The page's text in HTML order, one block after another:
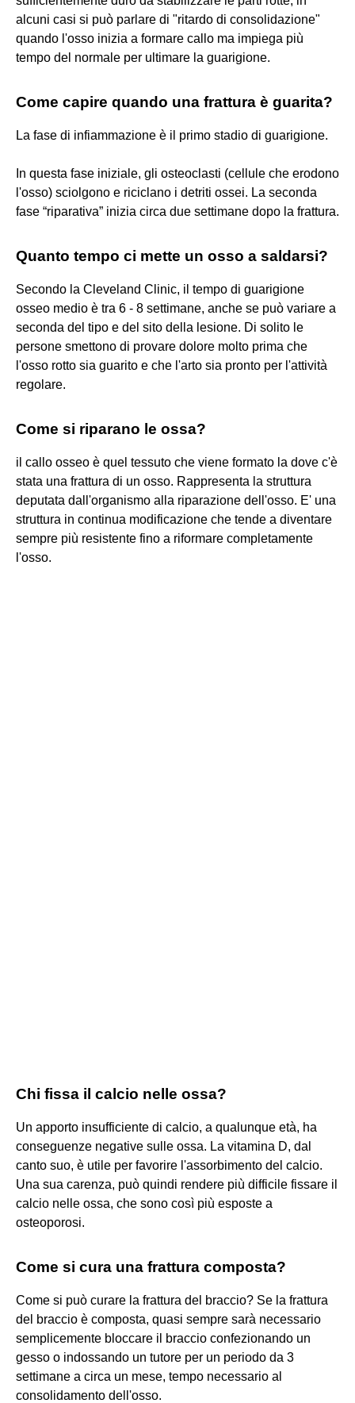
alcuni casi si può parlare di "ritardo di consolidazione"
quando l'osso inizia a formare callo ma impiega più
tempo del normale per ultimare la guarigione.
Come capire quando una frattura è guarita?
La fase di infiammazione è il primo stadio di guarigione.
In questa fase iniziale, gli osteoclasti (cellule che erodono
l'osso) sciolgono e riciclano i detriti ossei. La seconda
fase “riparativa” inizia circa due settimane dopo la frattura.
Quanto tempo ci mette un osso a saldarsi?
Secondo la Cleveland Clinic, il tempo di guarigione
osseo medio è tra 6 - 8 settimane, anche se può variare a
seconda del tipo e del sito della lesione. Di solito le
persone smettono di provare dolore molto prima che
l'osso rotto sia guarito e che l'arto sia pronto per l'attività
regolare.
Come si riparano le ossa?
il callo osseo è quel tessuto che viene formato la dove c'è
stata una frattura di un osso. Rappresenta la struttura
deputata dall'organismo alla riparazione dell'osso. E' una
struttura in continua modificazione che tende a diventare
sempre più resistente fino a riformare completamente
l'osso.
Chi fissa il calcio nelle ossa?
Un apporto insufficiente di calcio, a qualunque età, ha
conseguenze negative sulle ossa. La vitamina D, dal
canto suo, è utile per favorire l'assorbimento del calcio.
Una sua carenza, può quindi rendere più difficile fissare il
calcio nelle ossa, che sono così più esposte a
osteoporosi.
Come si cura una frattura composta?
Come si può curare la frattura del braccio? Se la frattura
del braccio è composta, quasi sempre sarà necessario
semplicemente bloccare il braccio confezionando un
gesso o indossando un tutore per un periodo da 3
settimane a circa un mese, tempo necessario al
consolidamento dell'osso.